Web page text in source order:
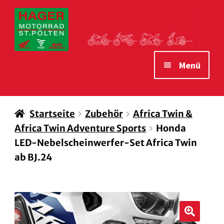
Zur
Navigation
springen
Zum
Inhalt
springen
Menü
STARTSEITE
MOTORRÄDER
VERLEIH MOTORRÄDER
ZUBEHÖR
ÖFFNUNGSZEITEN
Startseite Zubehör
Africa Twin &
Africa Twin Adventure Sports
Honda
LED-Nebelscheinwerfer-Set Africa Twin
ab BJ.24